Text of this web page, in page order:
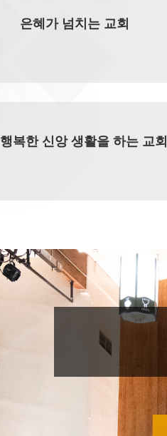
은혜가 넘치는 교회
행복한 신앙 생활을 하는 교회